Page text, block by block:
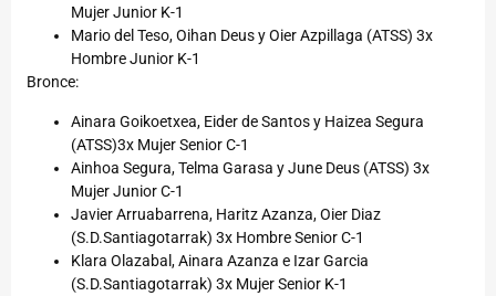
Mujer Junior K-1
Mario del Teso, Oihan Deus y Oier Azpillaga (ATSS) 3x
Hombre Junior K-1
Bronce:
Ainara Goikoetxea, Eider de Santos y Haizea Segura
(ATSS)3x Mujer Senior C-1
Ainhoa Segura, Telma Garasa y June Deus (ATSS) 3x
Mujer Junior C-1
Javier Arruabarrena, Haritz Azanza, Oier Diaz
(S.D.Santiagotarrak) 3x Hombre Senior C-1
Klara Olazabal, Ainara Azanza e Izar Garcia
(S.D.Santiagotarrak) 3x Mujer Senior K-1